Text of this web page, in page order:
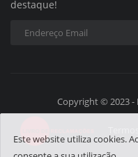
destaque!
Copyright © 2023 -
Este website utiliza cookies.